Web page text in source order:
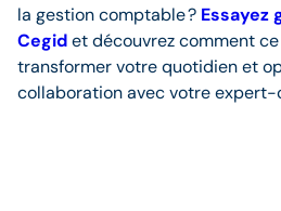
la gestion comptable ? Essayez
Cegidet découvrez comment
transformer votre quotidien et
collaboration avec votre